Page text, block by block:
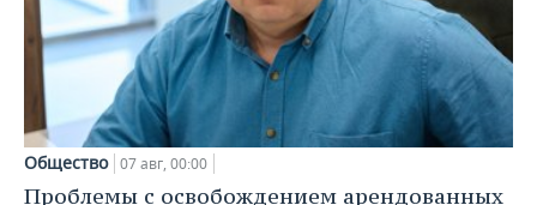
Общество 07 авг, 00:00
Проблемы с освобождением арендованных